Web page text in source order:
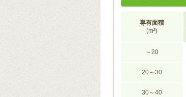
専有面積
(m²)
～20
20～30
30～40